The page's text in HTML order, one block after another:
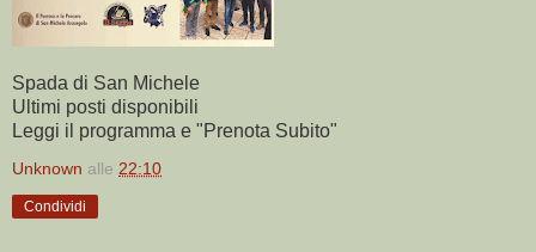
Spada di San Michele
Ultimi posti disponibili
Leggi il programma e "Prenota Subito"
Unknown alle 22:10
Condividi